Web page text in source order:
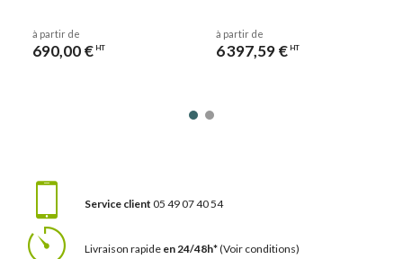
à partir de
690,00 € HT
à partir de
6 397,59 € HT
Service client 05 49 07 40 54
Livraison rapide en 24/48h*(Voir conditions)